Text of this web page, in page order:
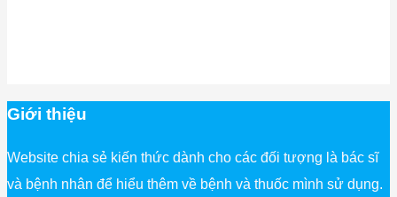
Giới thiệu
Website chia sẻ kiến thức dành cho các đối tượng là bác sĩ
và bệnh nhân để hiểu thêm về bệnh và thuốc mình sử dụng.